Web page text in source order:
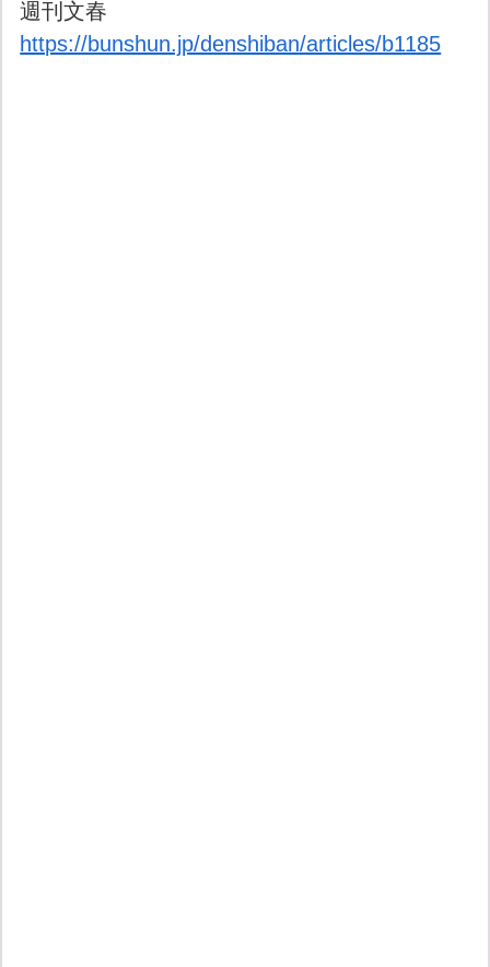
週刊文春
https://bunshun.jp/denshiban/articles/b1185